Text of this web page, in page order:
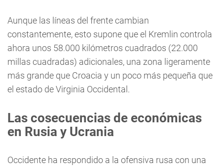
Aunque las líneas del frente cambian
constantemente, esto supone que el Kremlin controla
ahora unos 58.000 kilómetros cuadrados (22.000
millas cuadradas) adicionales, una zona ligeramente
más grande que Croacia y un poco más pequeña que
el estado de Virginia Occidental.
Las cosecuencias de económicas
en Rusia y Ucrania
Occidente ha respondido a la ofensiva rusa con una